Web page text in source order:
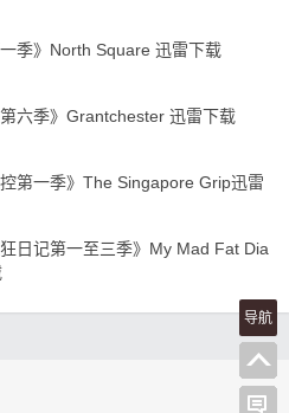
一季》North Square 迅雷下载
第六季》Grantchester 迅雷下载
控第一季》The Singapore Grip迅雷
狂日记第一至三季》My Mad Fat Dia
导航